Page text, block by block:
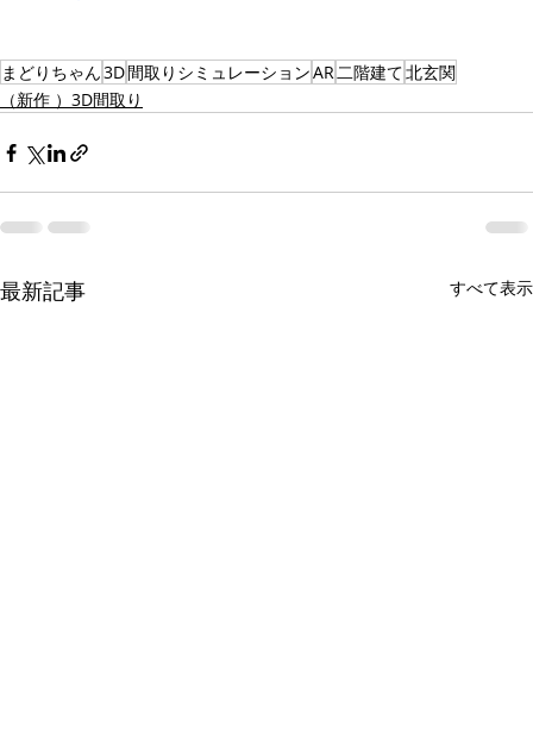
まどりちゃん3D間取りシミュレーションAR二階建て北玄関
（新作 ）3D間取り
最新記事 すべて表示